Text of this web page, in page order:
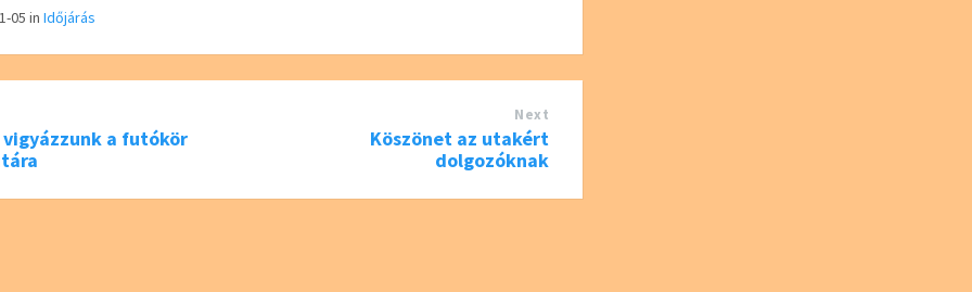
tt
er
05inIdőjárás
a futókör
Next
Köszönet az utakért
dolgozóknak